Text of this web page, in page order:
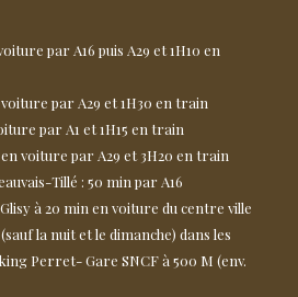
par A16 puis A29 et 1H10 en
voiture par A29 et 1H30 en train
par A1 et 1H15 en train
voiture par A29 et 3H20 en train
Tillé : 50 min par A16
à 20 min en voiture du centre ville
la nuit et le dimanche) dans les
Perret- Gare SNCF à 500 M (env.